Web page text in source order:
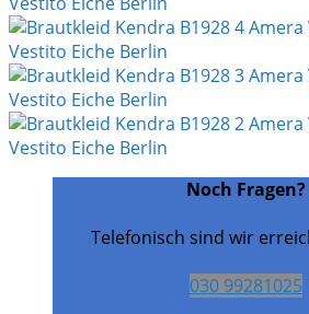
Noch Fragen?
Telefonisch sind wir
030 99281025